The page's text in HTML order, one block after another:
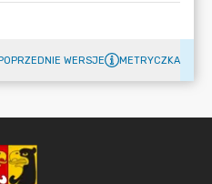
WERSJE METRYCZKA